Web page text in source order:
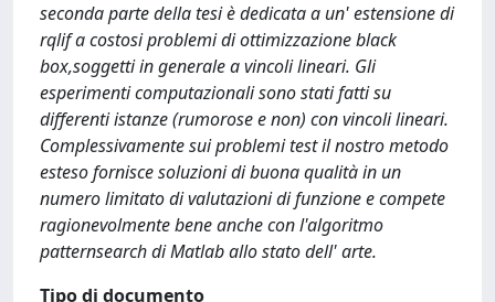
seconda parte della tesi è dedicata a un' estensione di
rqlif a costosi problemi di ottimizzazione black
box,soggetti in generale a vincoli lineari. Gli
esperimenti computazionali sono stati fatti su
differenti istanze (rumorose e non) con vincoli lineari.
Complessivamente sui problemi test il nostro metodo
esteso fornisce soluzioni di buona qualità in un
numero limitato di valutazioni di funzione e compete
ragionevolmente bene anche con l'algoritmo
patternsearch di Matlab allo stato dell' arte.
Tipo di documento